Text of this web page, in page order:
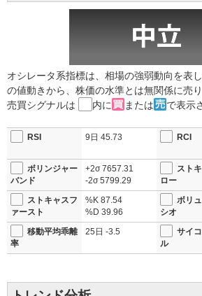
進める。未深耕領域の需要取り込みを加速さ
2025年12月期決算予想は、売上高6,500億円、
益900億円、最終利益680億円の見込みだ。業
る見立てだ。第2四半期累計の売上高は3,264
上期から好調が続いている。
物流自動化の需要拡大や流通業の新規開拓、AI
配当は68円に増額修正された。今後も堅調な受
長を牽引する見通しだ。
2025/08/08 16:07
【上方修正】通期経常
円 配当64円→68円 コ
が寄与し収益性が向
4524円
オシレータ系指標は、相場の強弱動向を表
の値動きから、株価の水準とは無関係に売
売買シグナルは
内に または で表示
RSI 9日 45.73 RCI
ボリンジャー
バンド
+2σ7657.31
-2σ5799.29
スト
ロー
ストキャスフ
ァースト
%K 87.54
%D 39.96
ボリ
シオ
移動平均乖離
率
25日 -3.5
サイ
ル